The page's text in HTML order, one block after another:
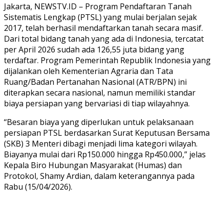
​Jakarta, NEWSTV.ID – Program Pendaftaran Tanah
Sistematis Lengkap (PTSL) yang mulai berjalan sejak
2017, telah berhasil mendaftarkan tanah secara masif.
Dari total bidang tanah yang ada di Indonesia, tercatat
per April 2026 sudah ada 126,55 juta bidang yang
terdaftar. Program Pemerintah Republik Indonesia yang
dijalankan oleh Kementerian Agraria dan Tata
Ruang/Badan Pertanahan Nasional (ATR/BPN) ini
diterapkan secara nasional, namun memiliki standar
biaya persiapan yang bervariasi di tiap wilayahnya.
“Besaran biaya yang diperlukan untuk pelaksanaan
persiapan PTSL berdasarkan Surat Keputusan Bersama
(SKB) 3 Menteri dibagi menjadi lima kategori wilayah.
Biayanya mulai dari Rp150.000 hingga Rp450.000,” jelas
Kepala Biro Hubungan Masyarakat (Humas) dan
Protokol, Shamy Ardian, dalam keterangannya pada
Rabu (15/04/2026).